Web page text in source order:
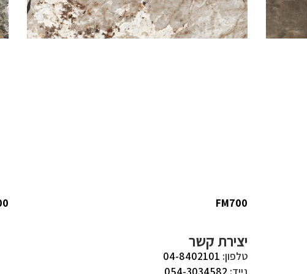
FM700
יצירת קשר
טלפון: 04-8402101